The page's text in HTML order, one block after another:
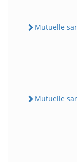
Mutuelle
Mutuelle